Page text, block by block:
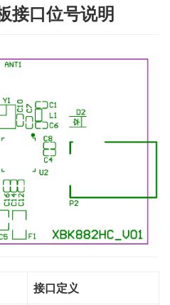
接口位号说明
接口定义